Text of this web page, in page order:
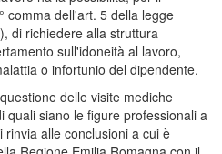
comma dell'art. 5 della legge
di richiedere alla struttura
sull'idoneità al lavoro,
o infortunio del dipendente.
delle visite mediche
quali siano le figure professionali a
alle conclusioni a cui è